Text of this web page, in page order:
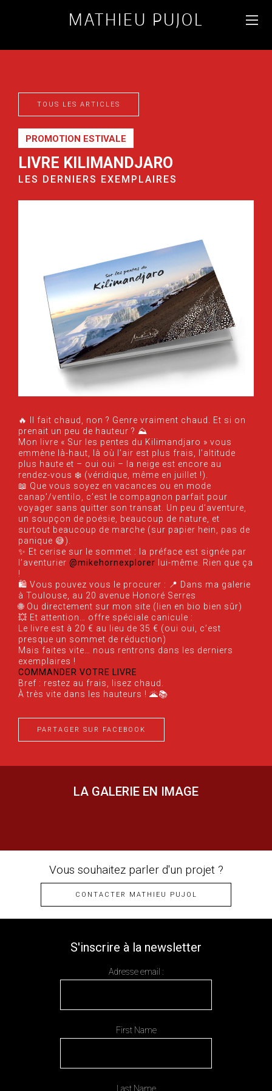
MATHIEU PUJOL
TOUS LES ARTICLES
PROMOTION ESTIVALE
LIVRE KILIMANDJARO
LES DERNIERS EXEMPLAIRES
🔥 Il fait chaud, non ? Genre vraiment chaud. Et si on
prenait un peu de hauteur ? ⛰️
Mon livre « Sur les pentes du Kilimandjaro » vous
emmène là-haut, là où l’air est plus frais, l’altitude
plus haute et – oui oui – la neige est encore au
rendez-vous ❄️ (véridique, même en juillet !).
📖 Que vous soyez en vacances ou en mode
canap’/ventilo, c’est le compagnon parfait pour
voyager sans quitter son transat. Un peu d’aventure,
un soupçon de poésie, beaucoup de nature, et
surtout beaucoup de marche (sur papier hein, pas de
panique 😅).
✨ Et cerise sur le sommet : la préface est signée par
l’aventurier @mikehornexplorer lui-même. Rien que ça
!
🛍️ Vous pouvez vous le procurer : 📍 Dans ma galerie
à Toulouse, au 20 avenue Honoré Serres
🌐 Ou directement sur mon site (lien en bio bien sûr)
💥 Et attention… offre spéciale canicule :
Le livre est à 20 € au lieu de 35 € (oui oui, c’est
presque un sommet de réduction)
Mais faites vite… nous rentrons dans les derniers
exemplaires !
COMMANDER VOTRE LIVRE
Bref : restez au frais, lisez chaud.
À très vite dans les hauteurs ! 🌋📚
PARTAGER SUR FACEBOOK
LA GALERIE EN IMAGE
Vous souhaitez parler d'un projet ?
CONTACTER MATHIEU PUJOL
S'inscrire à la newsletter
Adresse email :
First Name
Last Name